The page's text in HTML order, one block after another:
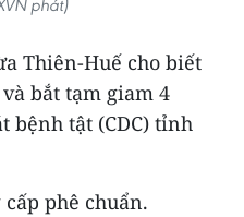
phát)
Thiên-Huế cho biết
bắt tạm giam 4
bệnh tật (CDC) tỉnh
phê chuẩn.